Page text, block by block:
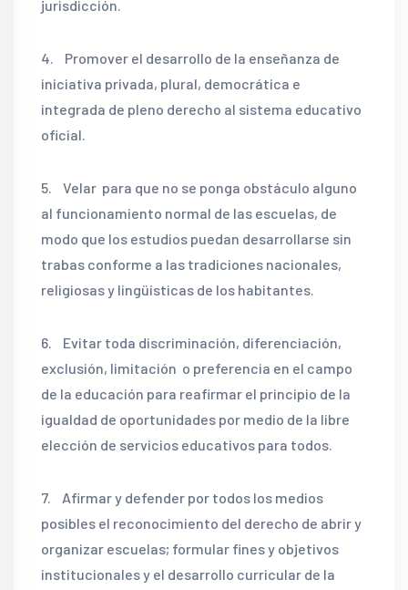
jurisdicción.
4. Promover el desarrollo de la enseñanza de
iniciativa privada, plural, democrática e
integrada de pleno derecho al sistema educativo
oficial.
5. Velar para que no se ponga obstáculo alguno
al funcionamiento normal de las escuelas, de
modo que los estudios puedan desarrollarse sin
trabas conforme a las tradiciones nacionales,
religiosas y lingüísticas de los habitantes.
6. Evitar toda discriminación, diferenciación,
exclusión, limitación o preferencia en el campo
de la educación para reafirmar el principio de la
igualdad de oportunidades por medio de la libre
elección de servicios educativos para todos.
7. Afirmar y defender por todos los medios
posibles el reconocimiento del derecho de abrir y
organizar escuelas; formular fines y objetivos
institucionales y el desarrollo curricular de la